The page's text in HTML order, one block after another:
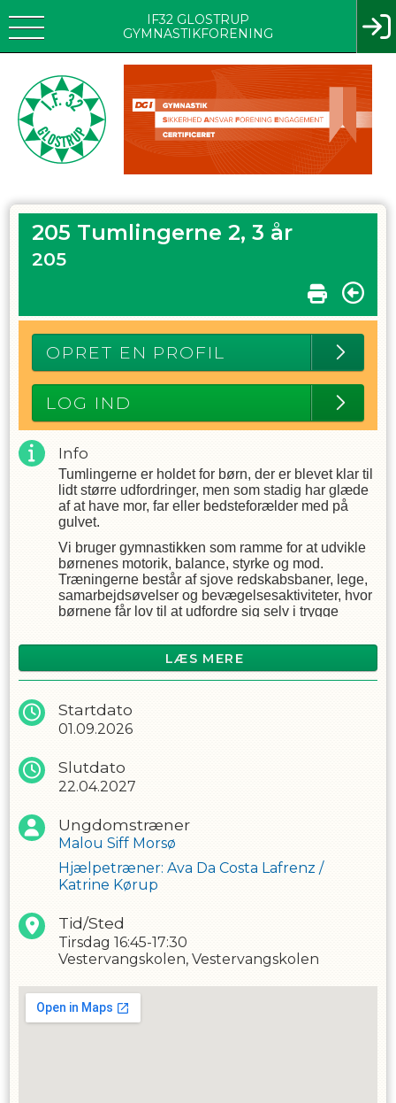
IF32 GLOSTRUP
GYMNASTIKFORENING
205 Tumlingerne 2, 3 år
205
OPRET EN PROFIL
LOG IND
Info
Tumlingerne er holdet for børn, der er blevet klar til
lidt større udfordringer, men som stadig har glæde
af at have mor, far eller bedsteforælder med på
gulvet.
Vi bruger gymnastikken som ramme for at udvikle
børnenes motorik, balance, styrke og mod.
Træningerne består af sjove redskabsbaner, lege,
samarbejdsøvelser og bevægelsesaktiviteter, hvor
børnene får lov til at udfordre sig selv i trygge
I løbet af sæsonen begynder vi også at arbejde
med de første basisspring og gymnastiske
bevægelser, men altid gennem leg og på en måde,
svære spring hurtigt, men at give børnene lyst til at
bevæge sig og bygge et godt fundament for den
Selvom en voksen deltager hele timen, opfordrer vi
børnene til selv at prøve øvelserne af. Ofte er det
udvikling.
Holdet er for børn på 3 år, hvor både barn og
voksen deltager aktivt i træningen
LÆS MERE
Startdato
01.09.2026
Slutdato
22.04.2027
Ungdomstræner
Malou Siff Morsø
Hjælpetræner: Ava Da Costa Lafrenz /
Katrine Kørup
Tid/Sted
Tirsdag 16:45-17:30
Vestervangskolen, Vestervangskolen